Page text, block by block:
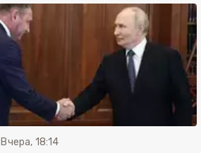
Вчера, 18:14